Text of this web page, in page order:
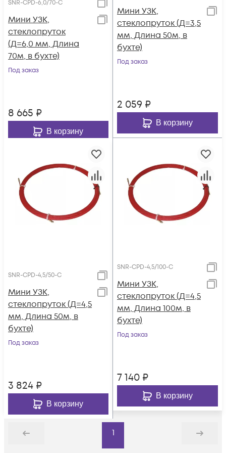
SNR-CPD-6,0/70-C
Мини УЗК,
стеклопруток
(Д=6,0 мм, Длина
70м, в бухте)
Под заказ
8 665 ₽
В корзину
Мини УЗК,
стеклопруток (Д=3,5
мм, Длина 50м, в
бухте)
Под заказ
2 059 ₽
В корзину
SNR-CPD-4,5/50-C
Мини УЗК,
стеклопруток (Д=4,5
мм, Длина 50м, в
бухте)
Под заказ
3 824 ₽
В корзину
SNR-CPD-4,5/100-C
Мини УЗК,
стеклопруток (Д=4,5
мм, Длина 100м, в
бухте)
Под заказ
7 140 ₽
В корзину
Назад
1
Дальше